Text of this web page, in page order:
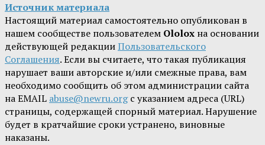
Источник материала
Настоящий материал самостоятельно опубликован в
нашем сообществе пользователем Ololox на основании
действующей редакцииПользовательского
Соглашения. Если вы считаете, что такая публикация
нарушает ваши авторские и/или смежные права, вам
необходимо сообщить об этом администрации сайта
на EMAIL abuse@newru.orgс указанием адреса (URL)
страницы, содержащей спорный материал. Нарушение
будет в кратчайшие сроки устранено, виновные
наказаны.